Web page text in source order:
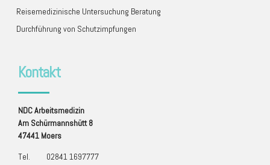
Reisemedizinische Untersuchung Beratung
Durchführung von Schutzimpfungen
Kontakt
NDCArbeitsmedizin
Am Schürmannshütt 8
47441 Moers
Tel. 02841 1697777